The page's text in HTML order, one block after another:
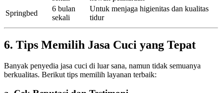
Springbed
6 bulan
sekali
Untuk menjaga higienitas dan kualitas
tidur
6. Tips Memilih Jasa Cuci yang Tepat
Banyak penyedia jasa cuci di luar sana, namun tidak semuanya
berkualitas. Berikut tips memilih layanan terbaik: